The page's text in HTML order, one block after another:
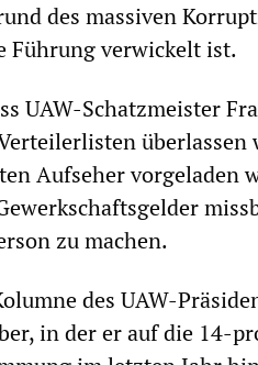
des massiven
Führung verwickelt ist.
UAW-Schatzmeister
überlassen
Aufseher vorgeladen
zu machen.
des UAW-
in der er auf die 14-